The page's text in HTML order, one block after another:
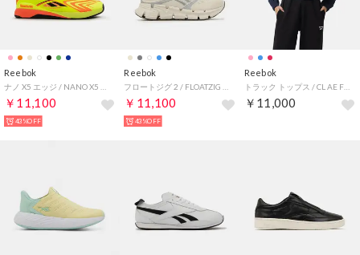
Reebok
￥11,100
43%OFF
Reebok
￥11,100
43%OFF
Reebok
トラック トップス / CL AE FR TT （ベクターネイビー）
￥11,000